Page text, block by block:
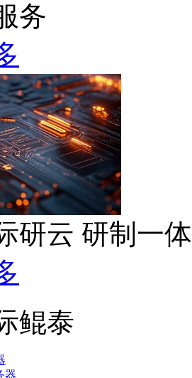
务
研云 研制一
鲲泰
器